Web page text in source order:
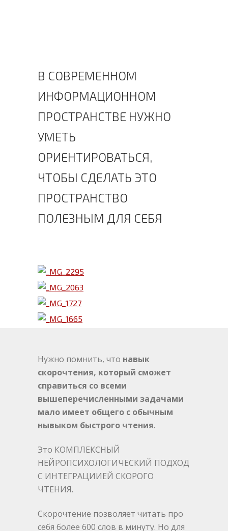
В СОВРЕМЕННОМ
ИНФОРМАЦИОННОМ
ПРОСТРАНСТВЕ НУЖНО
УМЕТЬ
ОРИЕНТИРОВАТЬСЯ,
ЧТОБЫ СДЕЛАТЬ ЭТО
ПРОСТРАНСТВО
ПОЛЕЗНЫМ ДЛЯ СЕБЯ
Нужно помнить, что навык
скорочтения, который сможет
справиться со всеми
вышеперечисленными задачами
мало имеет общего с обычным
нывыком быстрого чтения.
Это КОМПЛЕКСНЫЙ
НЕЙРОПСИХОЛОГИЧЕСКИЙ ПОДХОД
С ИНТЕГРАЦИИЕЙ СКОРОГО
ЧТЕНИЯ.
Скорочтение позволяет читать про
себя более 600 слов в минуту. Но для